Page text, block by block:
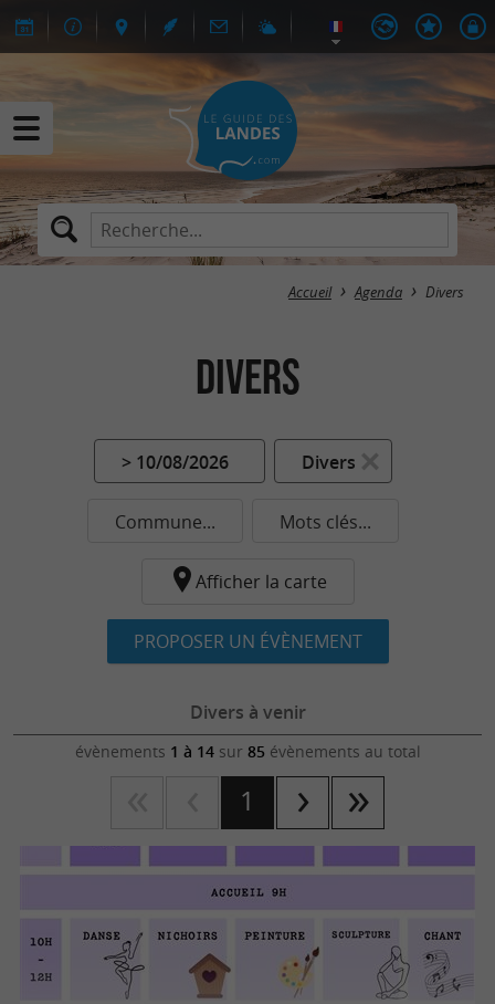
Accueil Agenda Divers
Divers
> 10/08/2026 Divers
Commune... Mots clés...
Afficher la carte
PROPOSER UN ÉVÈNEMENT
Divers à venir
évènements 1 à 14sur 85 évènements au total
1